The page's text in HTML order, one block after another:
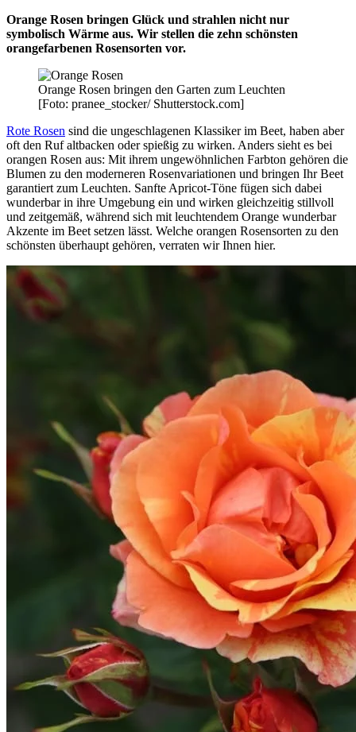
Orange Rosen bringen Glück und strahlen nicht nur
symbolisch Wärme aus. Wir stellen die zehn schönsten
orangefarbenen Rosensorten vor.
Orange Rosen bringen den Garten zum Leuchten
[Foto: pranee_stocker/ Shutterstock.com]
Rote Rosen sind die ungeschlagenen Klassiker im Beet, haben aber
oft den Ruf altbacken oder spießig zu wirken. Anders sieht es bei
orangen Rosen aus: Mit ihrem ungewöhnlichen Farbton gehören die
Blumen zu den moderneren Rosenvariationen und bringen Ihr Beet
garantiert zum Leuchten. Sanfte Apricot-Töne fügen sich dabei
wunderbar in ihre Umgebung ein und wirken gleichzeitig stillvoll
und zeitgemäß, während sich mit leuchtendem Orange wunderbar
Akzente im Beet setzen lässt. Welche orangen Rosensorten zu den
schönsten überhaupt gehören, verraten wir Ihnen hier.